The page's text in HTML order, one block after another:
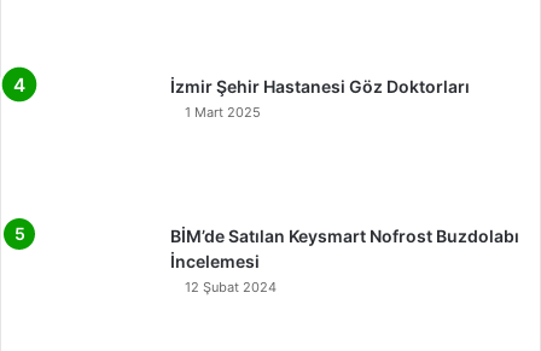
İzmir Şehir Hastanesi Göz Doktorları
1 Mart 2025
BİM’de Satılan Keysmart Nofrost Buzdolabı
İncelemesi
12 Şubat 2024